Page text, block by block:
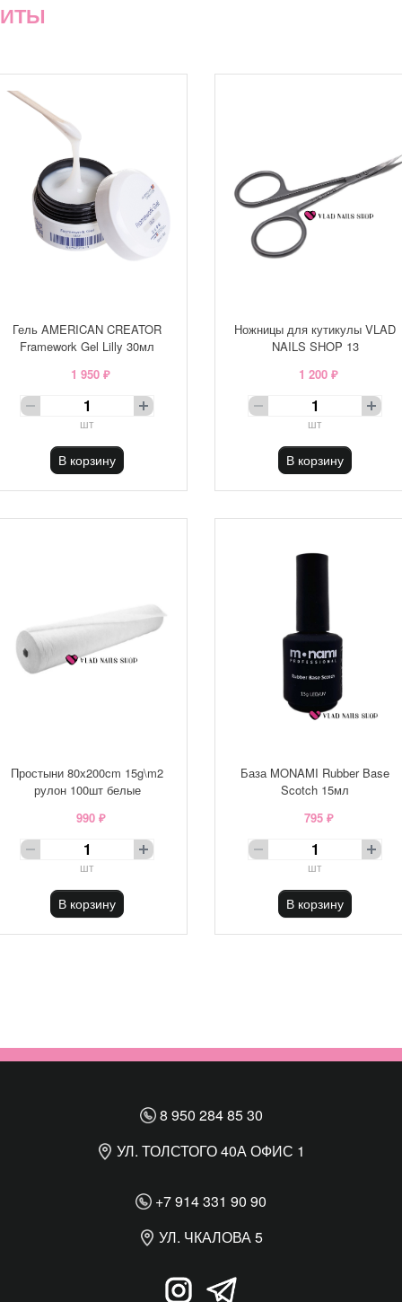
Гель AMERICAN CREATOR
Framework Gel Lilly 30мл
1 950 ₽
шт
В корзину
Ножницы для кутикулы VLAD
NAILS SHOP 13
1 200 ₽
шт
В корзину
Простыни 80х200cm 15g\m2
рулон 100шт белые
990 ₽
шт
В корзину
База MONAMI Rubber Base
Scotch 15мл
795 ₽
шт
В корзину
8 950 284 85 30
УЛ. ТОЛСТОГО 40А ОФИС 1
+7 914 331 90 90
УЛ. ЧКАЛОВА 5